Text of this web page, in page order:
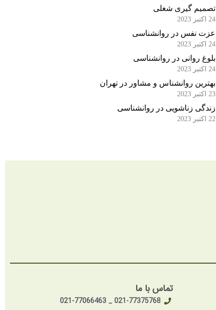
تصمیم گیری شغلی
24 اکتبر 2023
عزت نفس در روانشناسی
24 اکتبر 2023
بلوغ روانی در روانشناسی
24 اکتبر 2023
بهترین روانشناس و مشاور در تهران
23 اکتبر 2023
زندگی زناشویی در روانشناسی
22 اکتبر 2023
تماس با ما
021-77375768 _ 021-77066463